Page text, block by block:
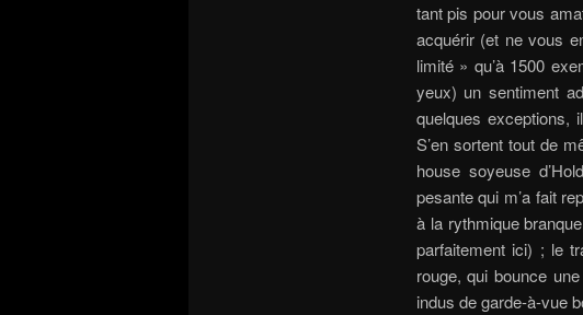
tant pis pour vous
acquérir (et ne vous
limité » qu’à 1500
yeux) un sentiment
quelques exceptions,
S’en sortent tout de
house soyeuse
pesante qui m’a fait
à la rythmique
parfaitement ici) ; le
rouge, qui bounce
indus de garde-à-vue